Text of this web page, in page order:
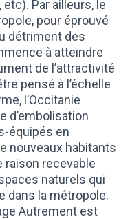
Par ailleurs, le
pour éprouvé
détriment des
à atteindre
de l’attractivité
pensé à l’échelle
l’Occitanie
d’embolisation
équipés en
nouveaux habitants
raison recevable
naturels qui
dans la métropole.
Autrement est